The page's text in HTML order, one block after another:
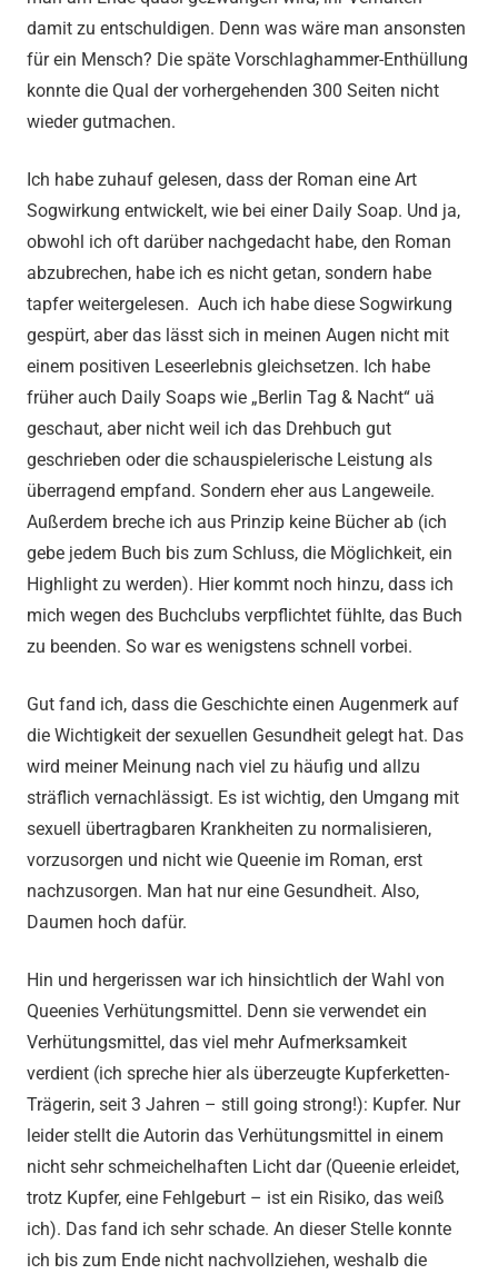
damit zu entschuldigen. Denn was wäre man ansonsten
für ein Mensch? Die späte Vorschlaghammer-Enthüllung
konnte die Qual der vorhergehenden 300 Seiten nicht
wieder gutmachen.
Ich habe zuhauf gelesen, dass der Roman eine Art
Sogwirkung entwickelt, wie bei einer Daily Soap. Und ja,
obwohl ich oft darüber nachgedacht habe, den Roman
abzubrechen, habe ich es nicht getan, sondern habe
tapfer weitergelesen. Auch ich habe diese Sogwirkung
gespürt, aber das lässt sich in meinen Augen nicht mit
einem positiven Leseerlebnis gleichsetzen. Ich habe
früher auch Daily Soaps wie „Berlin Tag & Nacht“ uä
geschaut, aber nicht weil ich das Drehbuch gut
geschrieben oder die schauspielerische Leistung als
überragend empfand. Sondern eher aus Langeweile.
Außerdem breche ich aus Prinzip keine Bücher ab (ich
gebe jedem Buch bis zum Schluss, die Möglichkeit, ein
Highlight zu werden). Hier kommt noch hinzu, dass ich
mich wegen des Buchclubs verpflichtet fühlte, das Buch
zu beenden. So war es wenigstens schnell vorbei.
Gut fand ich, dass die Geschichte einen Augenmerk auf
die Wichtigkeit der sexuellen Gesundheit gelegt hat. Das
wird meiner Meinung nach viel zu häufig und allzu
sträflich vernachlässigt. Es ist wichtig, den Umgang mit
sexuell übertragbaren Krankheiten zu normalisieren,
vorzusorgen und nicht wie Queenie im Roman, erst
nachzusorgen. Man hat nur eine Gesundheit. Also,
Daumen hoch dafür.
Hin und hergerissen war ich hinsichtlich der Wahl von
Queenies Verhütungsmittel. Denn sie verwendet ein
Verhütungsmittel, das viel mehr Aufmerksamkeit
verdient (ich spreche hier als überzeugte Kupferketten-
Trägerin, seit 3 Jahren – still going strong!): Kupfer. Nur
leider stellt die Autorin das Verhütungsmittel in einem
nicht sehr schmeichelhaften Licht dar (Queenie erleidet,
trotz Kupfer, eine Fehlgeburt – ist ein Risiko, das weiß
ich). Das fand ich sehr schade. An dieser Stelle konnte
ich bis zum Ende nicht nachvollziehen, weshalb die